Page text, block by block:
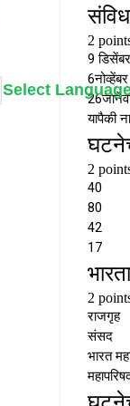
Select